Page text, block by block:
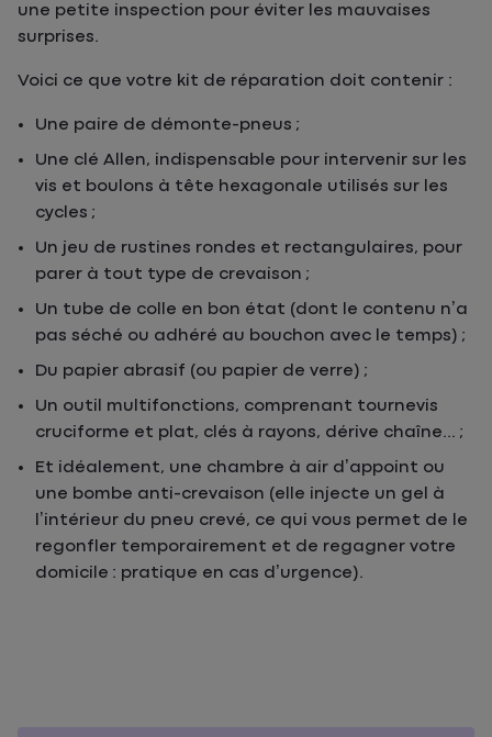
une petite inspection pour éviter les mauvaises
surprises.
Voici ce que votre kit de réparation doit contenir :
Une paire de démonte-pneus ;
Une clé Allen, indispensable pour intervenir sur les
vis et boulons à tête hexagonale utilisés sur les
cycles ;
Un jeu de rustines rondes et rectangulaires, pour
parer à tout type de crevaison ;
Un tube de colle en bon état (dont le contenu n’a
pas séché ou adhéré au bouchon avec le temps) ;
Du papier abrasif (ou papier de verre) ;
Un outil multifonctions, comprenant tournevis
cruciforme et plat, clés à rayons, dérive chaîne... ;
Et idéalement, une chambre à air d’appoint ou
une bombe anti-crevaison (elle injecte un gel à
l’intérieur du pneu crevé, ce qui vous permet de le
regonfler temporairement et de regagner votre
domicile : pratique en cas d’urgence).